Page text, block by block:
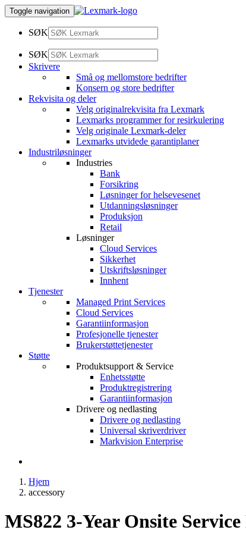
Toggle navigation
SØK
SØK
Skrivere
Små og mellomstore bedrifter
Konsern og store bedrifter
Rekvisita og deler
Velg originalrekvisita fra Lexmark
Lexmarks programmer for resirkulering
Velg originale Lexmark-deler
Lexmarks utvidede garantiplaner
Industriløsninger
Industries
Bank
Forsikring
Løsninger for helsevesenet
Utdanningsløsninger
Produksjon
Retail
Løsninger
Cloud Services
Sikkerhet
Utskriftsløsninger
Innhent
Tjenester
Managed Print Services
Cloud Services
Garantiinformasjon
Profesjonelle tjenester
Brukerstøttetjenester
Støtte
Produktsupport & Service
Enhetsstøtte
Produktregistrering
Garantiinformasjon
Drivere og nedlasting
Drivere og nedlasting
Universal skriverdriver
Markvision Enterprise
Hjem
accessory
MS822 3-Year Onsite